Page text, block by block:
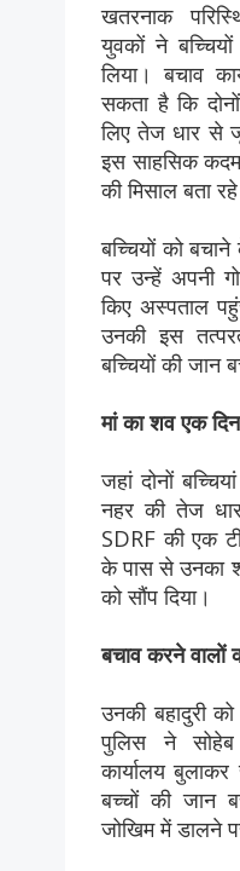
खतरनाक
युवकों ने बच्चियों
लिया। बचाव
सकता है कि
लिए तेज धार से
इस साहसिक कदम
की मिसाल बता
बच्चियों को
पर उन्हें अपनी
किए अस्पताल
उनकी इस
बच्चियों की जान
मां का शव एक दिन
जहां दोनों
नहर की तेज
SDRF की एक
के पास से उनका
को सौंप दिया।
बचाव करने वालों
उनकी बहादुरी
पुलिस ने
कार्यालय
बच्चों की जान
जोखिम में डालने